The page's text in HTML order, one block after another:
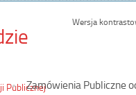
D/23
Publicznej
Wersja
Zamówienia Publiczne